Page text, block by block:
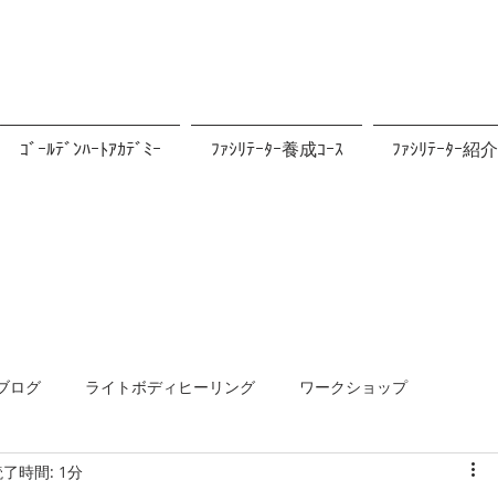
ｺﾞｰﾙﾃﾞﾝﾊｰﾄｱｶﾃﾞﾐｰ ﾌｧｼﾘﾃｰﾀｰ養成ｺｰｽ ﾌｧｼﾘﾃｰﾀｰ紹介
ログ ライトボディヒーリング ワークショップ
ガ時間: 1分